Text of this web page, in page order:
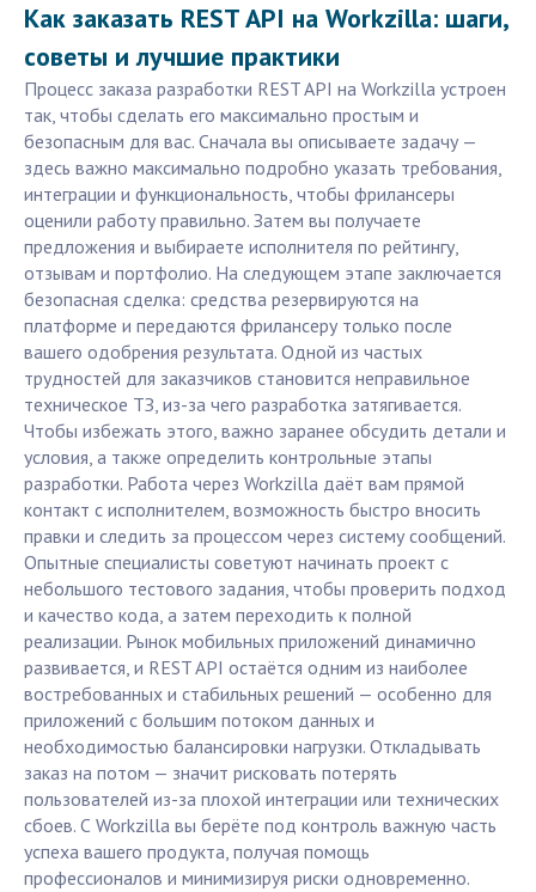
Как заказать REST API на Workzilla: шаги,
советы и лучшие практики
Процесс заказа разработки REST API на Workzilla устроен
так, чтобы сделать его максимально простым и
безопасным для вас. Сначала вы описываете задачу —
здесь важно максимально подробно указать требования,
интеграции и функциональность, чтобы фрилансеры
оценили работу правильно. Затем вы получаете
предложения и выбираете исполнителя по рейтингу,
отзывам и портфолио. На следующем этапе заключается
безопасная сделка: средства резервируются на
платформе и передаются фрилансеру только после
вашего одобрения результата. Одной из частых
трудностей для заказчиков становится неправильное
техническое ТЗ, из-за чего разработка затягивается.
Чтобы избежать этого, важно заранее обсудить детали и
условия, а также определить контрольные этапы
разработки. Работа через Workzilla даёт вам прямой
контакт с исполнителем, возможность быстро вносить
правки и следить за процессом через систему сообщений.
Опытные специалисты советуют начинать проект с
небольшого тестового задания, чтобы проверить подход
и качество кода, а затем переходить к полной
реализации. Рынок мобильных приложений динамично
развивается, и REST API остаётся одним из наиболее
востребованных и стабильных решений — особенно для
приложений с большим потоком данных и
необходимостью балансировки нагрузки. Откладывать
заказ на потом — значит рисковать потерять
пользователей из-за плохой интеграции или технических
сбоев. С Workzilla вы берёте под контроль важную часть
успеха вашего продукта, получая помощь
профессионалов и минимизируя риски одновременно.